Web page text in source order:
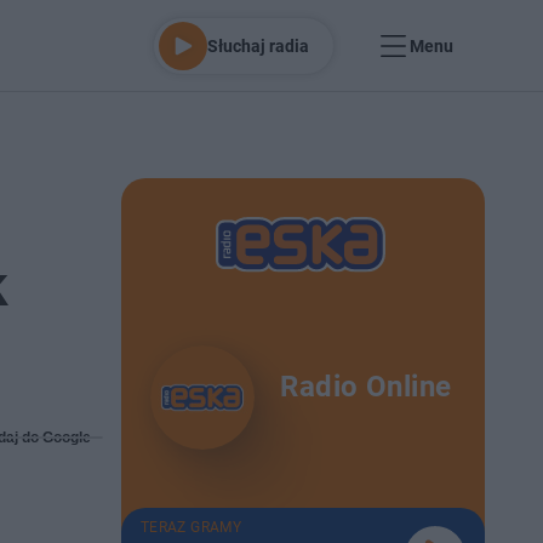
Słuchaj radia Menu
do Google
Radio Online
TERAZ GRAMY